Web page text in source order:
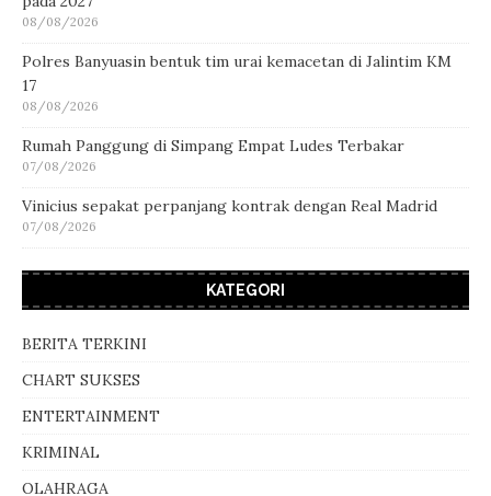
08/08/2026
Polres Banyuasin bentuk tim urai kemacetan di Jalintim KM
17
08/08/2026
Rumah Panggung di Simpang Empat Ludes Terbakar
07/08/2026
Vinicius sepakat perpanjang kontrak dengan Real Madrid
07/08/2026
KATEGORI
BERITA TERKINI
CHART SUKSES
ENTERTAINMENT
KRIMINAL
OLAHRAGA